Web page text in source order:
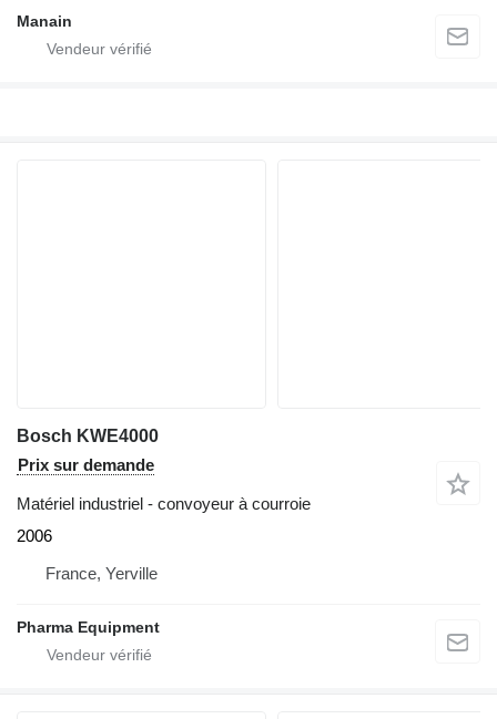
Manain
Bosch KWE4000
Prix sur demande
Matériel industriel - convoyeur à courroie
2006
France, Yerville
Pharma Equipment